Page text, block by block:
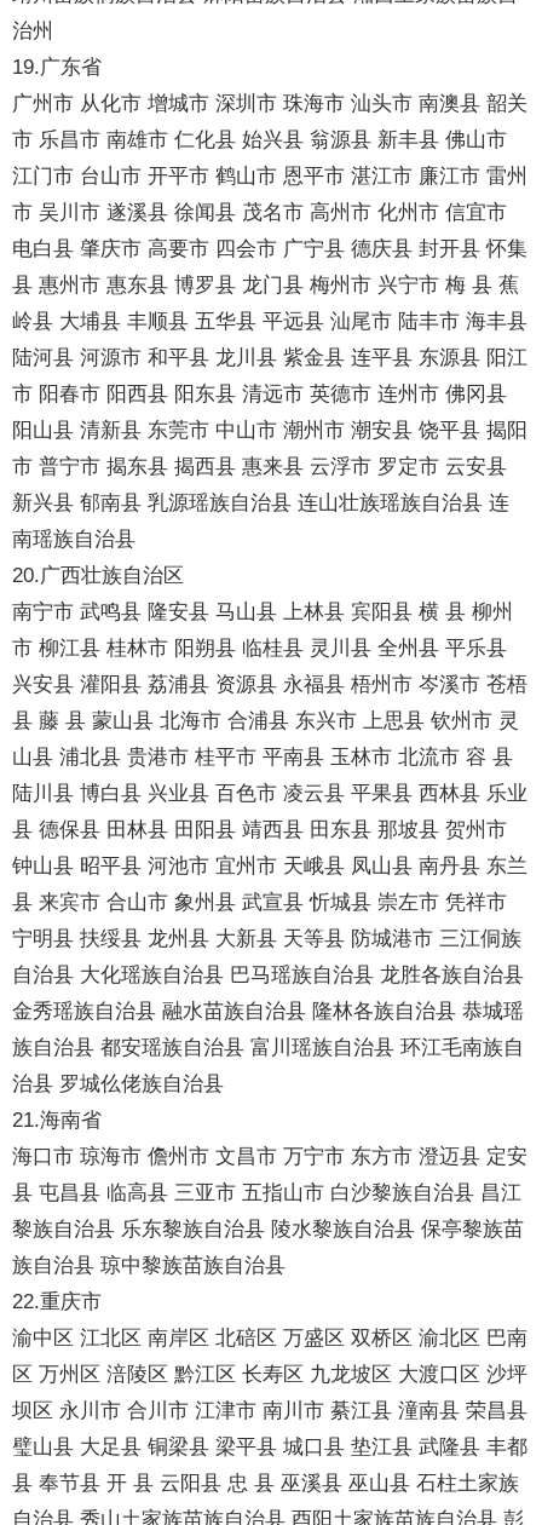
治州
19.广东省
广州市 从化市 增城市 深圳市 珠海市 汕头市 南澳县 韶关
市 乐昌市 南雄市 仁化县 始兴县 翁源县 新丰县 佛山市
江门市 台山市 开平市 鹤山市 恩平市 湛江市 廉江市 雷州
市 吴川市 遂溪县 徐闻县 茂名市 高州市 化州市 信宜市
电白县 肇庆市 高要市 四会市 广宁县 德庆县 封开县 怀集
县 惠州市 惠东县 博罗县 龙门县 梅州市 兴宁市 梅 县 蕉
岭县 大埔县 丰顺县 五华县 平远县 汕尾市 陆丰市 海丰县
陆河县 河源市 和平县 龙川县 紫金县 连平县 东源县 阳江
市 阳春市 阳西县 阳东县 清远市 英德市 连州市 佛冈县
阳山县 清新县 东莞市 中山市 潮州市 潮安县 饶平县 揭阳
市 普宁市 揭东县 揭西县 惠来县 云浮市 罗定市 云安县
新兴县 郁南县 乳源瑶族自治县 连山壮族瑶族自治县 连
南瑶族自治县
20.广西壮族自治区
南宁市 武鸣县 隆安县 马山县 上林县 宾阳县 横 县 柳州
市 柳江县 桂林市 阳朔县 临桂县 灵川县 全州县 平乐县
兴安县 灌阳县 荔浦县 资源县 永福县 梧州市 岑溪市 苍梧
县 藤 县 蒙山县 北海市 合浦县 东兴市 上思县 钦州市 灵
山县 浦北县 贵港市 桂平市 平南县 玉林市 北流市 容 县
陆川县 博白县 兴业县 百色市 凌云县 平果县 西林县 乐业
县 德保县 田林县 田阳县 靖西县 田东县 那坡县 贺州市
钟山县 昭平县 河池市 宜州市 天峨县 凤山县 南丹县 东兰
县 来宾市 合山市 象州县 武宣县 忻城县 崇左市 凭祥市
宁明县 扶绥县 龙州县 大新县 天等县 防城港市 三江侗族
自治县 大化瑶族自治县 巴马瑶族自治县 龙胜各族自治县
金秀瑶族自治县 融水苗族自治县 隆林各族自治县 恭城瑶
族自治县 都安瑶族自治县 富川瑶族自治县 环江毛南族自
治县 罗城仫佬族自治县
21.海南省
海口市 琼海市 儋州市 文昌市 万宁市 东方市 澄迈县 定安
县 屯昌县 临高县 三亚市 五指山市 白沙黎族自治县 昌江
黎族自治县 乐东黎族自治县 陵水黎族自治县 保亭黎族苗
族自治县 琼中黎族苗族自治县
22.重庆市
渝中区 江北区 南岸区 北碚区 万盛区 双桥区 渝北区 巴南
区 万州区 涪陵区 黔江区 长寿区 九龙坡区 大渡口区 沙坪
坝区 永川市 合川市 江津市 南川市 綦江县 潼南县 荣昌县
璧山县 大足县 铜梁县 梁平县 城口县 垫江县 武隆县 丰都
县 奉节县 开 县 云阳县 忠 县 巫溪县 巫山县 石柱土家族
自治县 秀山土家族苗族自治县 酉阳土家族苗族自治县 彭